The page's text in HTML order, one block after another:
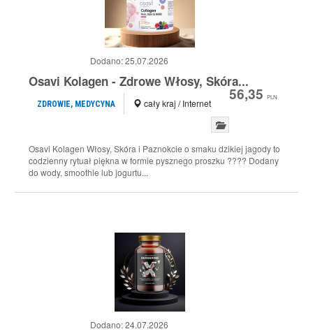
Dodano:25.07.2026
Osavi Kolagen - Zdrowe Włosy, Skóra...
56,35 PLN
ZDROWIE, MEDYCYNA cały kraj / Internet
Osavi Kolagen Włosy, Skóra i Paznokcie o smaku dzikiej jagody to
codzienny rytuał piękna w formie pysznego proszku ???? Dodany
do wody, smoothie lub jogurtu...
Dodano:24.07.2026